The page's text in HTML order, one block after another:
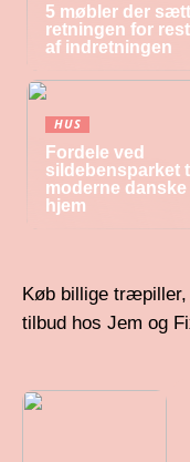
5 møbler der
retningen for
af indretningen
HUS
Fordele ved
sildebensparket
moderne danske
hjem
Køb billige
tilbud hos Jem og